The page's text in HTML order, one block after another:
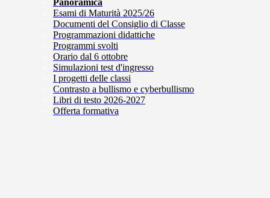
Panoramica
Esami di Maturità 2025/26
Documenti del Consiglio di Classe
Programmazioni didattiche
Programmi svolti
Orario dal 6 ottobre
Simulazioni test d'ingresso
I progetti delle classi
Contrasto a bullismo e cyberbullismo
Libri di testo 2026-2027
Offerta formativa